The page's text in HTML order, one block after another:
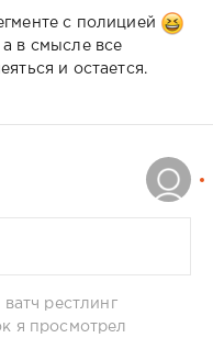
с полицией
в смысле все
и остается.
рестлинг
я просмотрел